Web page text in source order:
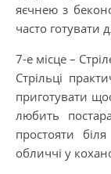
яєчнею з
часто готувати
7-е місце –
Стрільці
приготувати
любить
простояти
обличчі у